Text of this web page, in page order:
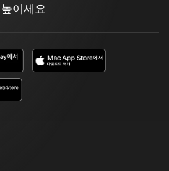
이세요